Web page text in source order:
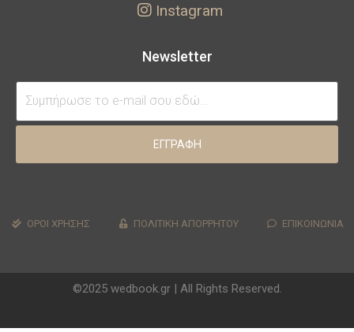
Instagram
Newsletter
ΕΓΓΡΑΦΗ
ΟΡΟΙ ΧΡΗΣΗΣ ΠΟΛΙΤΙΚΗ ΑΠΟΡΡΗΤΟΥ ΕΠΙΚΟΙΝΩΝΙΑ
©2025 wedbook.gr | All Rights Reserved.